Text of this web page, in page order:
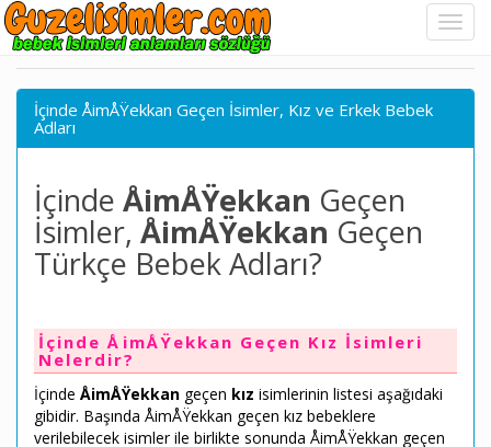
İçinde ÅimÅŸekkan Geçen İsimler, Kız ve Erkek Bebek
Adları
İçinde ÅimÅŸekkan Geçen
İsimler, ÅimÅŸekkan Geçen
Türkçe Bebek Adları?
İçinde ÅimÅŸekkan Geçen Kız İsimleri
Nelerdir?
İçinde ÅimÅŸekkan geçen kız isimlerinin listesi aşağıdaki
gibidir. Başında ÅimÅŸekkan geçen kız bebeklere
verilebilecek isimler ile birlikte sonunda ÅimÅŸekkan geçen